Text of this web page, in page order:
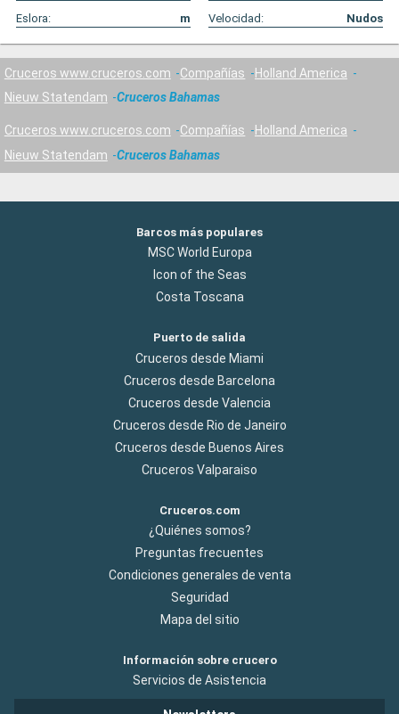
Eslora:
m Velocidad: Nudos
Cruceros www.cruceros.com Compañías
Holland America
Nieuw Statendam
Cruceros Bahamas
Cruceros www.cruceros.com Compañías
Holland America
Nieuw Statendam
Cruceros Bahamas
Barcos más populares
MSC World Europa
Icon of the Seas
Costa Toscana
Puerto de salida
Cruceros desde Miami
Cruceros desde Barcelona
Cruceros desde Valencia
Cruceros desde Rio de Janeiro
Cruceros desde Buenos Aires
Cruceros Valparaiso
Cruceros.com
¿Quiénes somos?
Preguntas frecuentes
Condiciones generales de venta
Seguridad
Mapa del sitio
Información sobre crucero
Servicios de Asistencia